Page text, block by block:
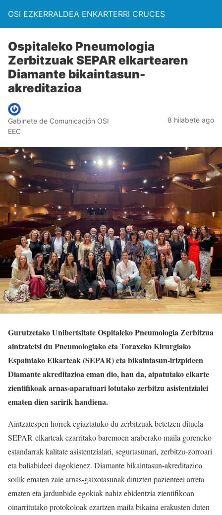
OSI EZKERRALDEA ENKARTERRI CRUCES
Ospitaleko Pneumologia
Zerbitzuak SEPAR elkartearen
Diamante bikaintasun-
akreditazioa
Gabinete de Comunicación OSI
EEC
8 hilabete ago
Gurutzetako Unibertsitate Ospitaleko Pneumologia Zerbitzua
aintzatetsi du Pneumologiako eta Toraxeko Kirurgiako
Espainiako Elkarteak (SEPAR) eta bikaintasun-irizpideen
Diamante akreditazioa eman dio, hau da, aipatutako elkarte
zientifikoak arnas-aparatuari lotutako zerbitzu asistentzialei
ematen dien saririk handiena.
Aintzatespen horrek egiaztatuko du zerbitzuak betetzen dituela
SEPAR elkarteak ezarritako baremoen araberako maila goreneko
estandarrak kalitate asistentzialari, segurtasunari, zerbitzu-zorroari
eta baliabideei dagokienez. Diamante bikaintasun-akreditazioa
soilik ematen zaie arnas-gaixotasunak dituzten pazienteei arreta
ematen eta jardunbide egokiak nahiz ebidentzia zientifikoan
oinarritutako protokoloak ezartzen maila bikaina erakusten duten